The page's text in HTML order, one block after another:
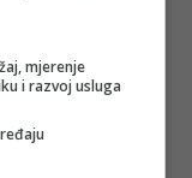
mjerenje
i razvoj usluga